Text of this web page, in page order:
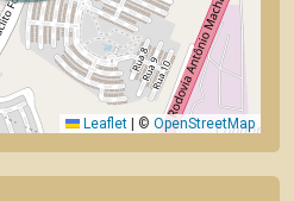
Leaflet © OpenStreetMap